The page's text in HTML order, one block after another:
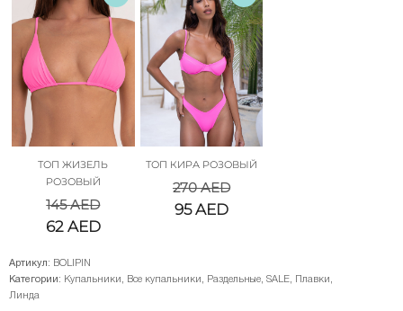
ТОП ЖИЗЕЛЬ
РОЗОВЫЙ
145AED
62 AED
ТОП КИРА РОЗОВЫЙ
270AED
95AED
Артикул: BOLIPIN
Категории: Купальники , Все купальники , Раздельные, SALE, Плавки ,
Линда